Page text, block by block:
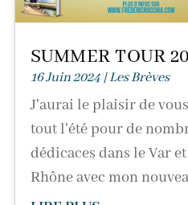
SUMMER TOUR
16 Juin 2024|Les Brèves
J'aurai le plaisir de
tout l'été pour de
dédicaces dans le Var
Rhône avec mon